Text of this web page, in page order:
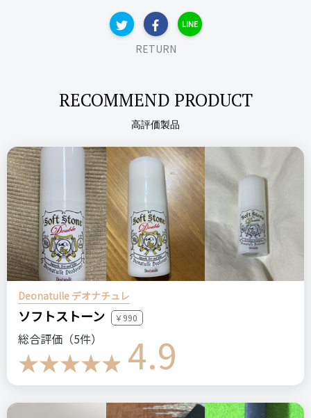
匂いは強くなくて、髪に塗るとふんわり香ります。
個人的にとても好きな香りです。
私はどちらかというとしっとりしとまとめてくれるタイプのト
ANルーティン ヘアトリートメント
リピート回数・頻度
はじめて
次回のリピート予定
多分リピートしない
良いところ
・安いところ
・香りが良いところ
悪いところ（残念）
LINE
RETURN
RECOMMEND PRODUCT
高評価製品
Deonatulle デオナチュレ
ソフトストーン ￥990
総合評価（5件） 4.9